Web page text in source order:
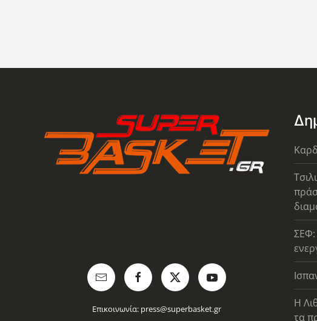
Επικοινωνία: press@superbasket.gr
ΣΕΦ:
Η
τα